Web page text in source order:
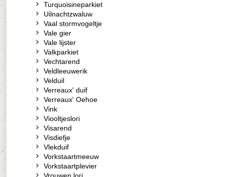
Turquoisineparkiet
Uilnachtzwaluw
Vaal stormvogeltje
Vale gier
Vale lijster
Valkparkiet
Vechtarend
Veldleeuwerik
Velduil
Verreaux' duif
Verreaux' Oehoe
Vink
Viooltjeslori
Visarend
Visdiefje
Vlekduif
Vorkstaartmeeuw
Vorkstaartplevier